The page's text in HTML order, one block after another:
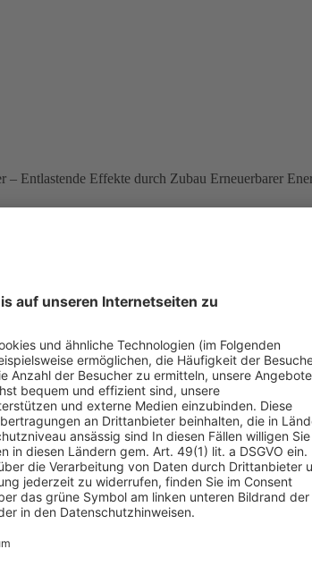
Entlastende Effekte durch Zubau Erneuerbarer
von Strom aus Wind, Sonne, Wasser und
veröffentlichte Prognose der EEG-Umlage für
die Deutsche Umwelthilfe e. V. (DUH) in
Belastungen beklagt und die Entlastungen
Strom setze sich aus mehreren Faktoren
Steigerung der Umlage für 2010
Damit wird auch dem EEG-Strom ein
kommt, dass die EEG-Umlage auf den in der
Energien insgesamt ein um 400 Millionen Euro
oder direkt beim Stromkunden Kosten senkende
insgesamt zu einer Senkung der Preise, weil
belief sich nach wissenschaftlichen
Das allein entspricht etwa der Hälfte der für
Energien eingesparten CO2-Zertifikate
für das Jahr 2010 noch nicht abschätzbare
die Importersparnisse im Stromsektor auf 2,7